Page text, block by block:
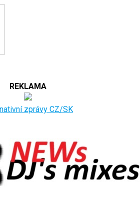
REKLAMA
zprávy CZ/SK